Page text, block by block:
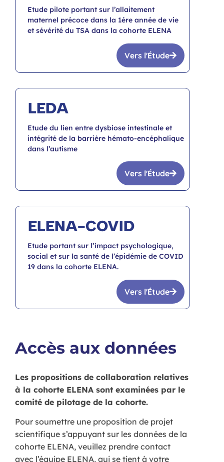
Etude pilote portant sur l’allaitement
maternel précoce dans la 1ére année de vie
et sévérité du TSA dans la cohorte ELENA
Vers l'Étude
LEDA
Etude du lien entre dysbiose intestinale et
intégrité de la barrière hémato-encéphalique
dans l’autisme
Vers l'Étude
ELENA-COVID
Etude portant sur l’impact psychologique,
social et sur la santé de l’épidémie de COVID
19 dans la cohorte ELENA.
Vers l'Étude
Accès aux données
Les propositions de collaboration relatives
à la cohorte ELENA sont examinées par le
comité de pilotage de la cohorte.
Pour soumettre une proposition de projet
scientifique s’appuyant sur les données de la
cohorte ELENA, veuillez prendre contact
avec l’équipe ELENA, qui se tient à votre